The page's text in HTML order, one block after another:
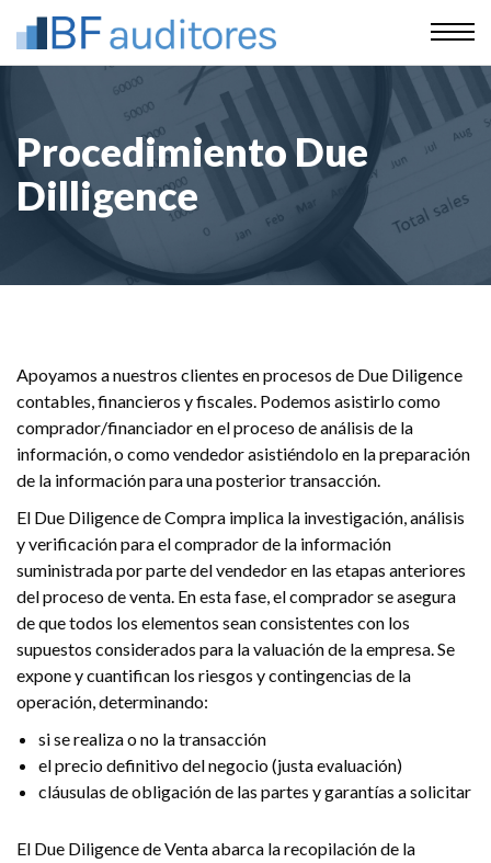
Procedimiento Due
Dilligence
Apoyamos a nuestros clientes en procesos de Due Diligence
contables, financieros y fiscales. Podemos asistirlo como
comprador/financiador en el proceso de análisis de la
información, o como vendedor asistiéndolo en la preparación
de la información para una posterior transacción.
El Due Diligence de Compra implica la investigación, análisis
y verificación para el comprador de la información
suministrada por parte del vendedor en las etapas anteriores
del proceso de venta. En esta fase, el comprador se asegura
de que todos los elementos sean consistentes con los
supuestos considerados para la valuación de la empresa. Se
expone y cuantifican los riesgos y contingencias de la
operación, determinando:
si se realiza o no la transacción
el precio definitivo del negocio (justa evaluación)
cláusulas de obligación de las partes y garantías a solicitar
El Due Diligence de Venta abarca la recopilación de la